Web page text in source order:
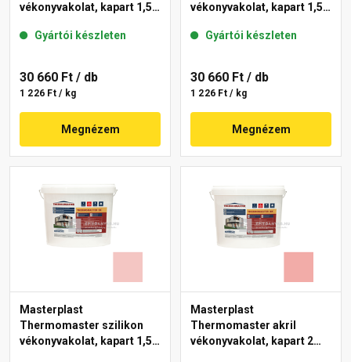
vékonyvakolat, kapart 1,5
Gyártói készleten
30 660 Ft / db
1 226 Ft / kg
Megnézem
vékonyvakolat, kapart 1,5
Gyártói készleten
30 660 Ft / db
1 226 Ft / kg
Megnézem
Masterplast
Thermomaster szilikon
vékonyvakolat, kapart 1,5
Masterplast
Thermomaster akril
vékonyvakolat, kapart 2